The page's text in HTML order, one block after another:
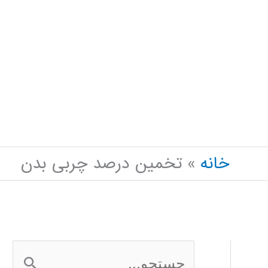
خانه
تخمین درصد چربی بدن